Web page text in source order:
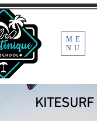
ME
NU
KITESURF